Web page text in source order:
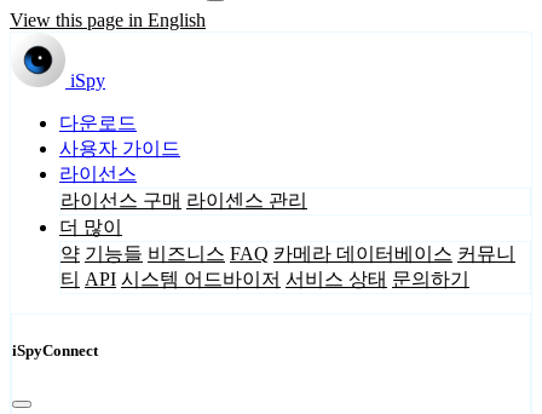
View this page in English
iSpy
다운로드
사용자 가이드
라이선스
라이선스 구매 라이센스 관리
더 많이
약 기능들 비즈니스 FAQ 카메라 데이터베이스 커뮤니
티 API 시스템 어드바이저 서비스 상태 문의하기
iSpyConnect